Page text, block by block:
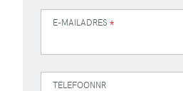
E-MAILADRES *
TELEFOONNR